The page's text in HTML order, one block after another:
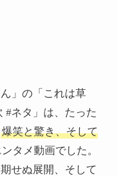
」の「これは草
#ネタ」は、たった
爆笑と驚き、そして
タメ動画でした。
せぬ展開、そして